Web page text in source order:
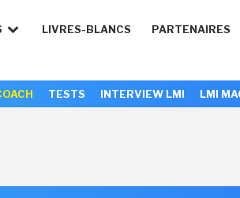
LIVRES-BLANCS PARTENAIRES
TESTS INTERVIEW LMI LMI